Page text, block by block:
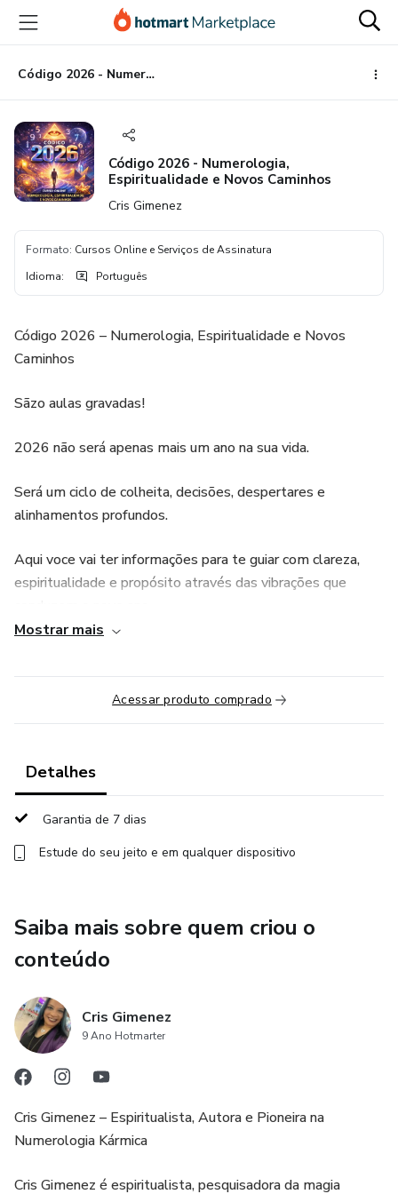
para
conteúdo
principal
para
pagamento
para
rodapé
Código 2026 - Numerologia, Espiritualidade e Novos Caminhos
Código 2026 - Numerologia,
Espiritualidade e Novos Caminhos
Cris Gimenez
Formato: Cursos Online e Serviços de Assinatura
Idioma: Português
Código 2026 – Numerologia, Espiritualidade e Novos
Caminhos
Sãzo aulas gravadas!
2026 não será apenas mais um ano na sua vida.
Será um ciclo de colheita, decisões, despertares e
alinhamentos profundos.
Aqui voce vai ter informações para te guiar com clareza,
espiritualidade e propósito através das vibrações que
Você vai interpretar sinais.
Vai compreender o que cada movimento da vida quer te
Vai descobrir qual é o seu Ano Pessoal, o que ele traz,
E, acima de tudo, vai aprender a alinhar sua energia ao que
✨ Entender o Ano Universal e como ele influencia sua
jornada
precisa
Mostrar mais
Acessar produto comprado
Detalhes
Garantia de 7 dias
Estude do seu jeito e em qualquer dispositivo
Saiba mais sobre quem criou o
conteúdo
Cris Gimenez
9 Ano Hotmarter
Cris Gimenez – Espiritualista, Autora e Pioneira na
Numerologia Kármica
Cris Gimenez é espiritualista, pesquisadora da magia